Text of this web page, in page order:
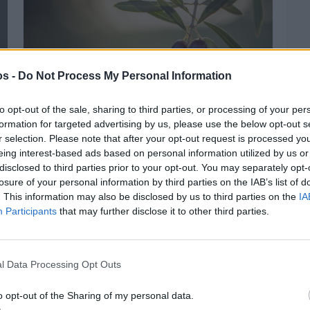
- Do Not Process My Personal Information
opt-out of the sale, sharing to third parties, or processing of your
for targeted advertising by us, please use the below opt-out
selection. Please note that after your opt-out request is processed
interest-based ads based on personal information utilized by us
to third parties prior to your opt-out. You may separately
of your personal information by third parties on the IAB’s list of
This information may also be disclosed by us to third parties on the
Participants that may further disclose it to other third parties.
Data Processing Opt Outs
opt-out of the Sharing of my personal data.
Πριν 2 ημέρες
Ελαιοκομικό Μητρώο: Ξεκινά η
προετοιμασία των ελαιοπαραγωγών στη
Χίο